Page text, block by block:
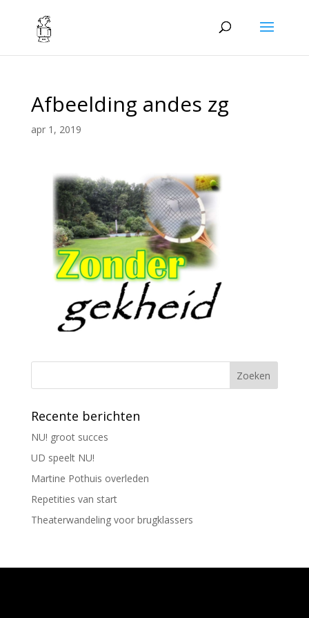
Afbeelding andes zg
apr 1, 2019
Recente berichten
NU! groot succes
UD speelt NU!
Martine Pothuis overleden
Repetities van start
Theaterwandeling voor brugklassers